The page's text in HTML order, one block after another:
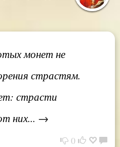
монет не
страстям.
страсти
них... →
0